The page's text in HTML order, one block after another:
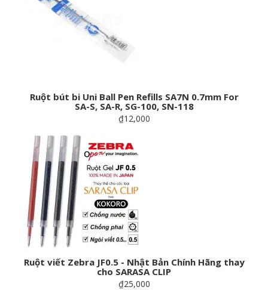
Ruột bút bi Uni Ball Pen Refills SA7N 0.7mm For
SA-S, SA-R, SG-100, SN-118
₫12,000
Ruột viết Zebra JF0.5 - Nhật Bản Chính Hãng thay
cho SARASA CLIP
₫25,000